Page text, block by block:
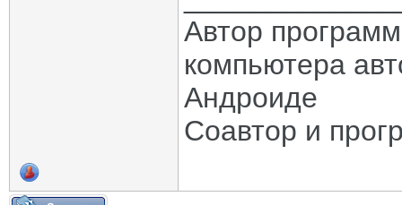
Автор
компьютера
Андроиде
Соавтор и